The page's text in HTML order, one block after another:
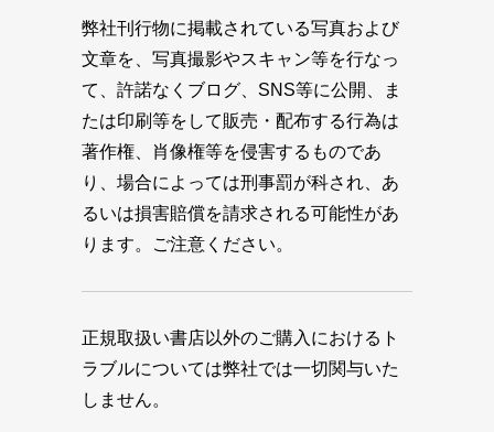
弊社刊行物に掲載されている写真および
文章を、写真撮影やスキャン等を行なっ
て、許諾なくブログ、SNS等に公開、ま
たは印刷等をして販売・配布する行為は
著作権、肖像権等を侵害するものであ
り、場合によっては刑事罰が科され、あ
るいは損害賠償を請求される可能性があ
ります。ご注意ください。
正規取扱い書店以外のご購入におけるト
ラブルについては弊社では一切関与いた
しません。